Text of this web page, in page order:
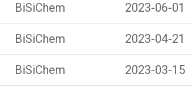
BiSiChem 2023-06-01
BiSiChem 2023-04-21
BiSiChem 2023-03-15